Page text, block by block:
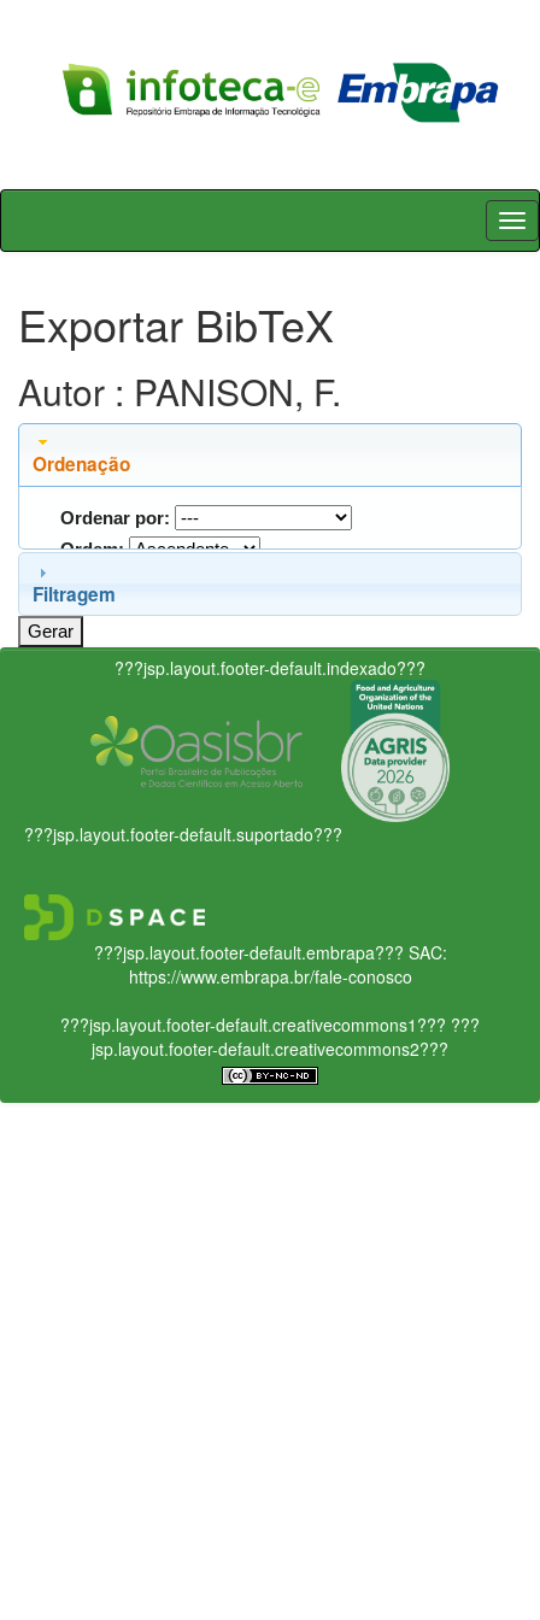
Skip
Exportar BibTeX
Autor : PANISON, F.
Ordenação
Ordenar por:
Ordem:
Filtragem
???jsp.layout.footer-default.indexado???
???jsp.layout.footer-default.suportado???
???jsp.layout.footer-default.embrapa??? SAC:
https://www.embrapa.br/fale-conosco
???jsp.layout.footer-default.creativecommons1??? ???
jsp.layout.footer-default.creativecommons2???